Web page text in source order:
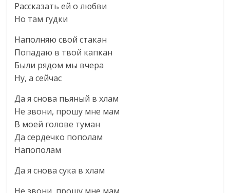
Рассказать ей о любви
Но там гудки
Наполняю свой стакан
Попадаю в твой капкан
Были рядом мы вчера
Ну, а сейчас
Да я снова пьяный в хлам
Не звони, прошу мне мам
В моей голове туман
Да сердечко пополам
Напополам
Да я снова сука в хлам